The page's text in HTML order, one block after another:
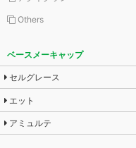
Others
ベースメーキャップ
セルグレース
エット
アミュルテ